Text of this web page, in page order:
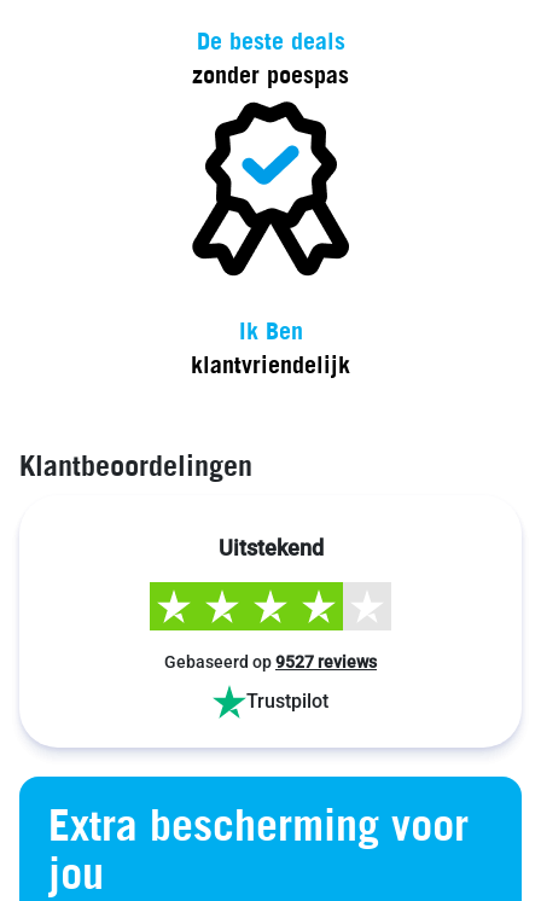
De beste deals
zonder poespas
Ik Ben
klantvriendelijk
Klantbeoordelingen
Uitstekend
Gebaseerd op9527 reviews
Trustpilot
Extra bescherming voor
jou